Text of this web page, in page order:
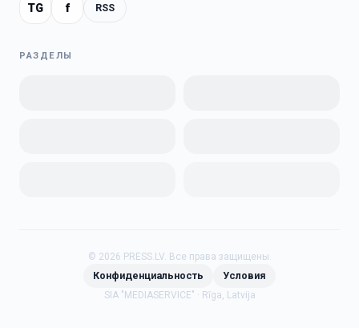
TG f RSS
РАЗДЕЛЫ
© 2026 PRESS.LV. Все права защищены.
Конфиденциальность Условия
SIA "MEDIASERVICE" · Rīga, Latvija